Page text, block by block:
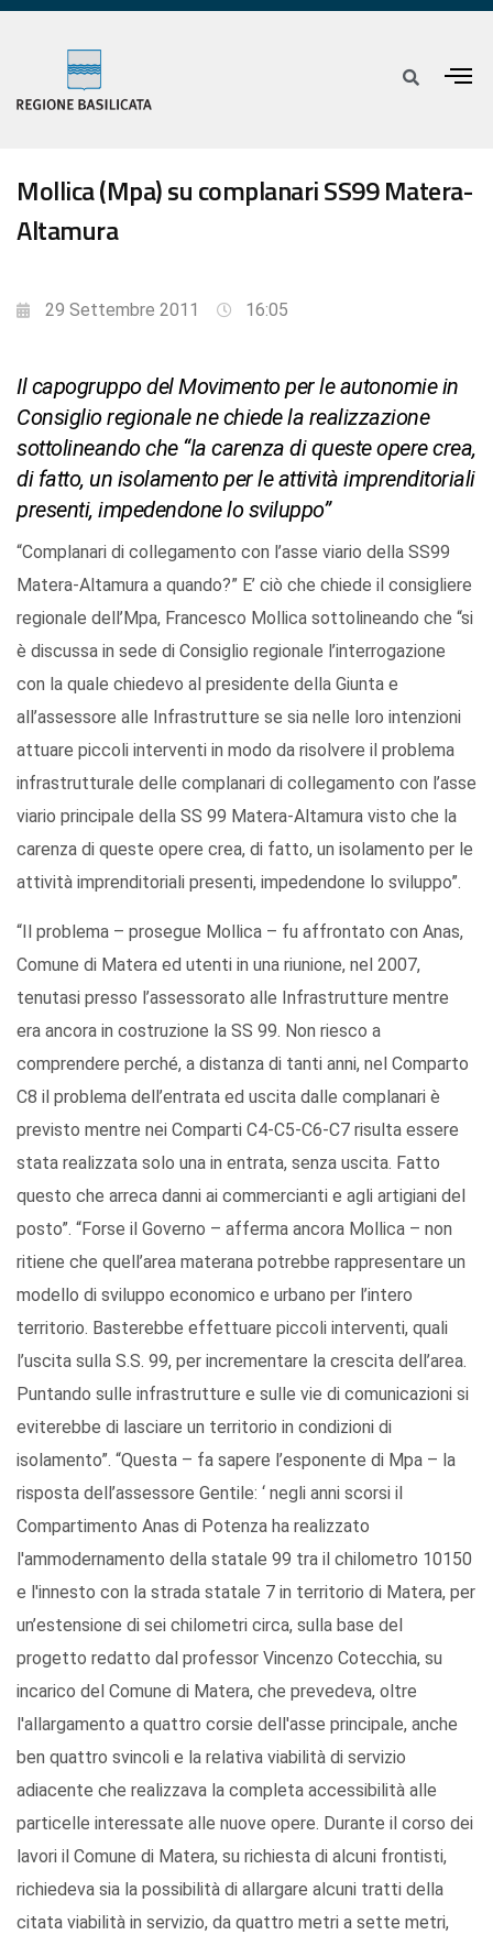
Mollica (Mpa) su complanari SS99 Matera-
Altamura
29 Settembre 2011 16:05
Il capogruppo del Movimento per le autonomie in
Consiglio regionale ne chiede la realizzazione
sottolineando che “la carenza di queste opere crea,
di fatto, un isolamento per le attività imprenditoriali
presenti, impedendone lo sviluppo”
“Complanari di collegamento con l’asse viario della SS99
Matera-Altamura a quando?” E’ ciò che chiede il consigliere
regionale dell’Mpa, Francesco Mollica sottolineando che “si
è discussa in sede di Consiglio regionale l’interrogazione
con la quale chiedevo al presidente della Giunta e
all’assessore alle Infrastrutture se sia nelle loro intenzioni
attuare piccoli interventi in modo da risolvere il problema
infrastrutturale delle complanari di collegamento con l’asse
viario principale della SS 99 Matera-Altamura visto che la
carenza di queste opere crea, di fatto, un isolamento per le
attività imprenditoriali presenti, impedendone lo sviluppo”.
“Il problema – prosegue Mollica – fu affrontato con Anas,
Comune di Matera ed utenti in una riunione, nel 2007,
tenutasi presso l’assessorato alle Infrastrutture mentre
era ancora in costruzione la SS 99. Non riesco a
comprendere perché, a distanza di tanti anni, nel Comparto
C8 il problema dell’entrata ed uscita dalle complanari è
previsto mentre nei Comparti C4-C5-C6-C7 risulta essere
stata realizzata solo una in entrata, senza uscita. Fatto
questo che arreca danni ai commercianti e agli artigiani del
posto”. “Forse il Governo – afferma ancora Mollica – non
ritiene che quell’area materana potrebbe rappresentare un
modello di sviluppo economico e urbano per l’intero
territorio. Basterebbe effettuare piccoli interventi, quali
l’uscita sulla S.S. 99, per incrementare la crescita dell’area.
Puntando sulle infrastrutture e sulle vie di comunicazioni si
eviterebbe di lasciare un territorio in condizioni di
isolamento”. “Questa – fa sapere l’esponente di Mpa – la
risposta dell’assessore Gentile: ‘ negli anni scorsi il
Compartimento Anas di Potenza ha realizzato
l'ammodernamento della statale 99 tra il chilometro 10150
e l'innesto con la strada statale 7 in territorio di Matera, per
un’estensione di sei chilometri circa, sulla base del
progetto redatto dal professor Vincenzo Cotecchia, su
incarico del Comune di Matera, che prevedeva, oltre
l'allargamento a quattro corsie dell'asse principale, anche
ben quattro svincoli e la relativa viabilità di servizio
adiacente che realizzava la completa accessibilità alle
particelle interessate alle nuove opere. Durante il corso dei
lavori il Comune di Matera, su richiesta di alcuni frontisti,
richiedeva sia la possibilità di allargare alcuni tratti della
citata viabilità in servizio, da quattro metri a sette metri,